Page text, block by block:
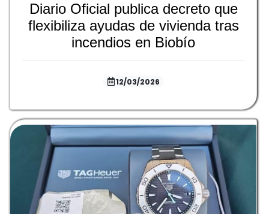
Diario Oficial publica decreto que
flexibiliza ayudas de vivienda tras
incendios en Biobío
12/03/2026